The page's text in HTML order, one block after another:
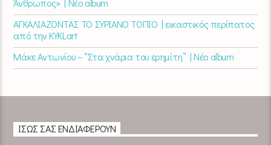
Άνθρωπος» | Νέο album
ΑΓΚΑΛΙΑΖΟΝΤΑΣ ΤΟ ΣΥΡΙΑΝΟ ΤΟΠΙΟ | εικαστικός περίπατος
από την KYKLart
Μάκε Αντωνίου – “Στα χνάρια του ερημίτη” | Νέο album
ΊΣΩΣ ΣΑΣ ΕΝΔΙΑΦΈΡΟΥΝ